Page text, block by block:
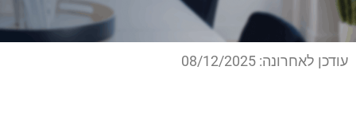
עודכן לאחרונה: 08/12/2025